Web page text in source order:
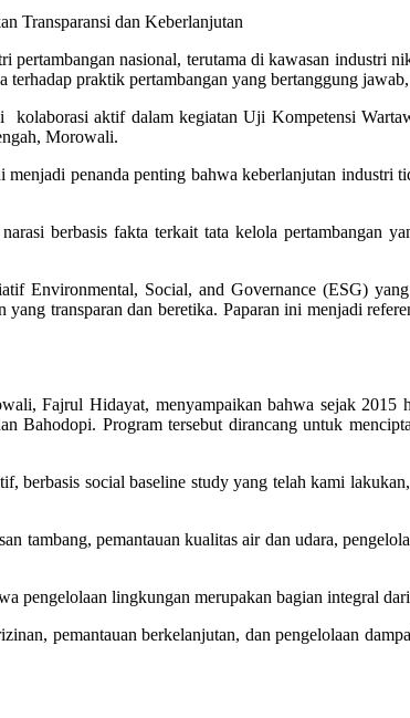
Transparansi dan Keberlanjutan
pertambangan nasional, terutama di kawasan industri
praktik pertambangan yang bertanggung
aktif dalam kegiatan Uji Kompetensi
Morowali.
penanda penting bahwa keberlanjutan industri
berbasis fakta terkait tata kelola pertambangan
Environmental, Social, and Governance (ESG)
transparan dan beretika. Paparan ini menjadi
Fajrul Hidayat, menyampaikan bahwa sejak 2015
Program tersebut dirancang untuk
berbasis social baseline study yang telah kami
tambang, pemantauan kualitas air dan udara,
lingkungan merupakan bagian integral
pemantauan berkelanjutan, dan pengelolaan